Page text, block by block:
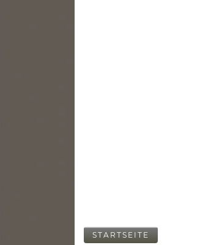
STARTSEITE